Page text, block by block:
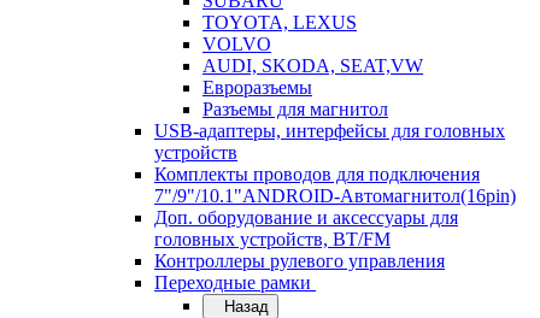
TOYOTA, LEXUS
VOLVO
AUDI, SKODA, SEAT,VW
Евроразъемы
Разъемы для магнитол
USB-адаптеры, интерфейсы для головных
устройств
Комплекты проводов для подключения
7"/9"/10.1"ANDROID-Автомагнитол(16pin)
Доп. оборудование и аксессуары для
головных устройств, BT/FM
Контроллеры рулевого управления
Переходные рамки
Назад